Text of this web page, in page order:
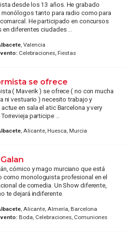
desde los 13 años. He grabado
tanto para radio como para
He participado en concursos
en diferentes ciudades ...
, Valencia
Celebraciones, Fiestas
se ofrece
( Maverik ) se ofrece ( no con mucha
ni vestuario ) necesito trabajo y
en sala el atic Barcelona y very
participe ...
, Alicante, Huesca, Murcia
cómico y mago murciano que está
como monologuista profesional en el
de comedia. Un Show diferente,
te dejará indiferente.
, Alicante, Almería, Barcelona
Boda, Celebraciones, Comuniones